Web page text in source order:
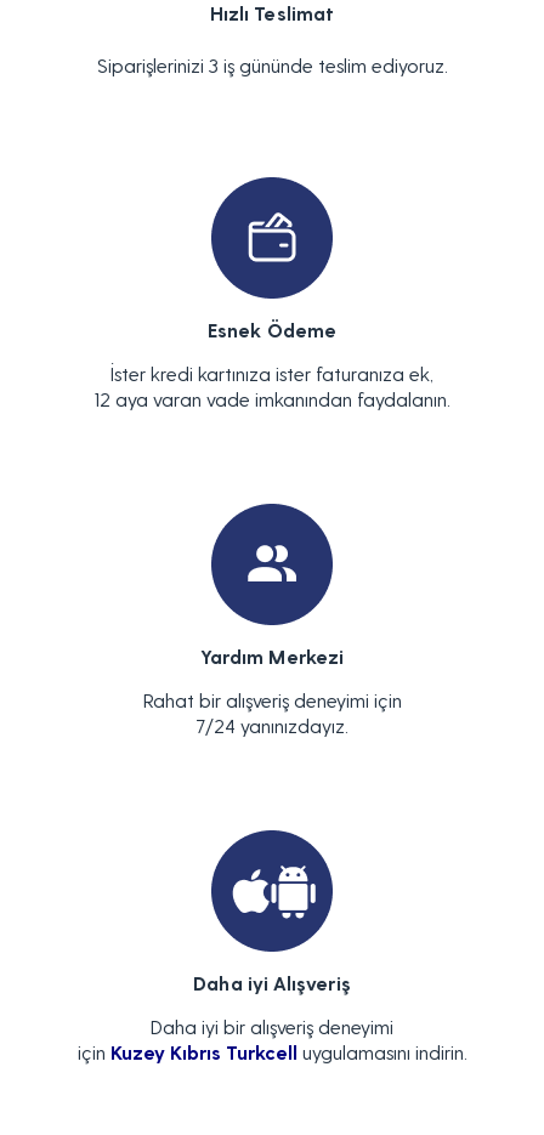
Hızlı Teslimat
Siparişlerinizi 3 iş gününde teslim ediyoruz.
Esnek Ödeme
İster kredi kartınıza ister faturanıza ek,
12 aya varan vade imkanından faydalanın.
Yardım Merkezi
Rahat bir alışveriş deneyimi için
7/24 yanınızdayız.
Daha iyi Alışveriş
Daha iyi bir alışveriş deneyimi
için Kuzey Kıbrıs Turkcell uygulamasını indirin.